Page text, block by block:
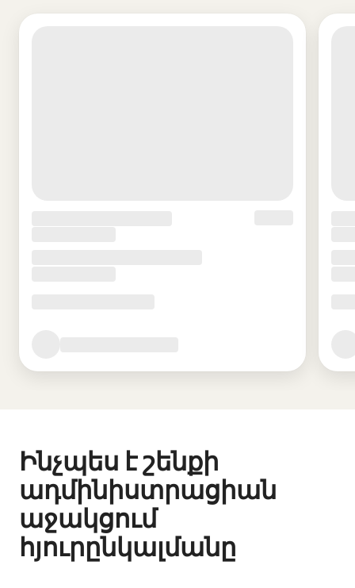
Ինչպես է շենքի
ադմինիստրացիան
աջակցում
հյուրընկալմանը